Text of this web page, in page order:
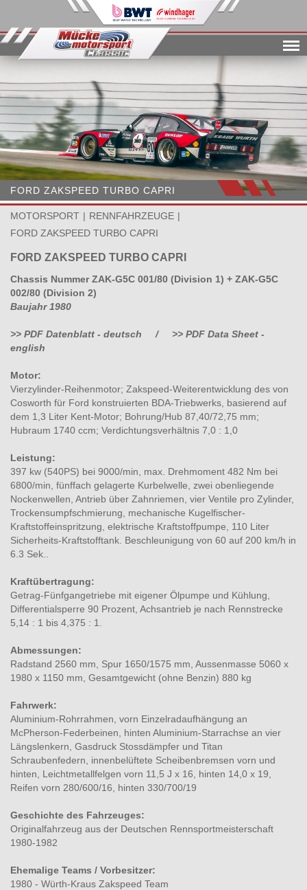
FORD ZAKSPEED TURBO CAPRI
MOTORSPORT
RENNFAHRZEUGE
FORD ZAKSPEED TURBO CAPRI
FORD ZAKSPEED TURBO CAPRI
Chassis Nummer ZAK-G5C 001/80 (Division 1) + ZAK-G5C
002/80 (Division 2)
Baujahr 1980
>> PDF Datenblatt - deutsch / >> PDF Data Sheet -
english
Motor:
Vierzylinder-Reihenmotor; Zakspeed-Weiterentwicklung des von
Cosworth für Ford konstruierten BDA-Triebwerks, basierend auf
dem 1,3 Liter Kent-Motor; Bohrung/Hub 87,40/72,75 mm;
Hubraum 1740 ccm; Verdichtungsverhältnis 7,0 : 1,0
Leistung:
397 kw (540PS) bei 9000/min, max. Drehmoment 482 Nm bei
6800/min, fünffach gelagerte Kurbelwelle, zwei obenliegende
Nockenwellen, Antrieb über Zahnriemen, vier Ventile pro Zylinder,
Trockensumpfschmierung, mechanische Kugelfischer-
Kraftstoffeinspritzung, elektrische Kraftstoffpumpe, 110 Liter
Sicherheits-Kraftstofftank. Beschleunigung von 60 auf 200 km/h in
6.3 Sek..
Kraftübertragung:
Getrag-Fünfgangetriebe mit eigener Ölpumpe und Kühlung,
Differentialsperre 90 Prozent, Achsantrieb je nach Rennstrecke
5,14 : 1 bis 4,375 : 1.
Abmessungen:
Radstand 2560 mm, Spur 1650/1575 mm, Aussenmasse 5060 x
1980 x 1150 mm, Gesamtgewicht (ohne Benzin) 880 kg
Fahrwerk:
Aluminium-Rohrrahmen, vorn Einzelradaufhängung an
McPherson-Federbeinen, hinten Aluminium-Starrachse an vier
Längslenkern, Gasdruck Stossdämpfer und Titan
Schraubenfedern, innenbelüftete Scheibenbremsen vorn und
hinten, Leichtmetallfelgen vorn 11,5 J x 16, hinten 14,0 x 19,
Reifen vorn 280/600/16, hinten 330/700/19
Geschichte des Fahrzeuges:
Originalfahrzeug aus der Deutschen Rennsportmeisterschaft
1980-1982
Ehemalige Teams / Vorbesitzer:
1980 - Würth-Kraus Zakspeed Team